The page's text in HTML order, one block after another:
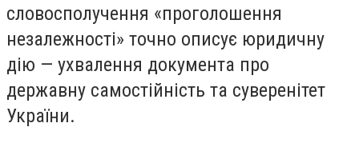
словосполучення «проголошення
незалежності» точно описує юридичну
дію — ухвалення документа про
державну самостійність та суверенітет
України.